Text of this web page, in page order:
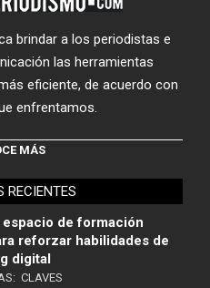
brindar a los periodistas e
las herramientas
eficiente, de acuerdo con
enfrentamos.
MÁS
RECIENTES
espacio de formación
reforzar habilidades de
digital
CLAVES